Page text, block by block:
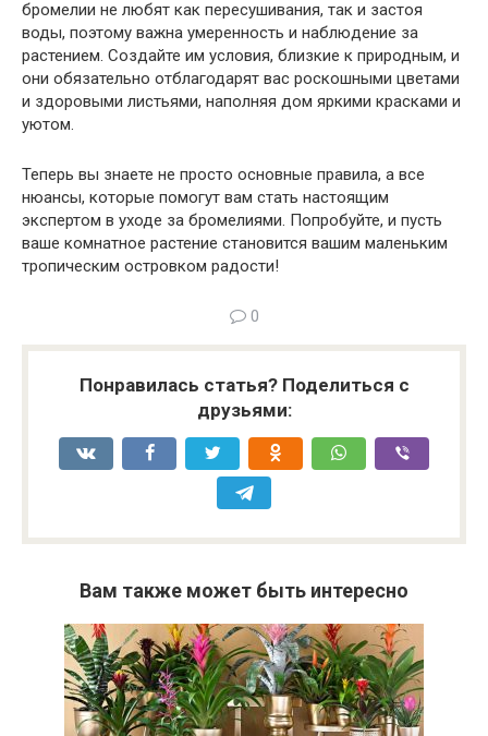
бромелии не любят как пересушивания, так и застоя
воды, поэтому важна умеренность и наблюдение за
растением. Создайте им условия, близкие к природным, и
они обязательно отблагодарят вас роскошными цветами
и здоровыми листьями, наполняя дом яркими красками и
уютом.
Теперь вы знаете не просто основные правила, а все
нюансы, которые помогут вам стать настоящим
экспертом в уходе за бромелиями. Попробуйте, и пусть
ваше комнатное растение становится вашим маленьким
тропическим островком радости!
0
Понравилась статья? Поделиться с
друзьями:
Вам также может быть интересно